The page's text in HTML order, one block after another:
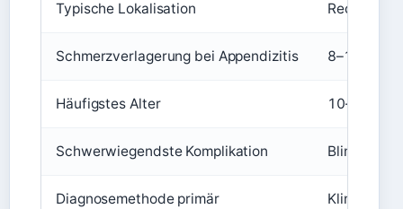
Typische Lokalisation Rechter
Schmerzverlagerung bei Appendizitis 8–12
Häufigstes Alter 10–30
Schwerwiegendste Komplikation
Diagnosemethode primär Klinische